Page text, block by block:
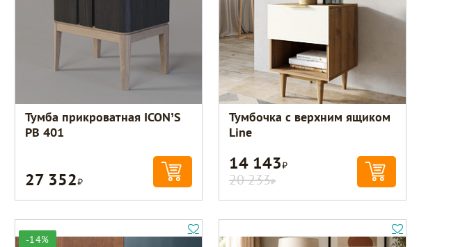
Тумба прикроватная ICON’S
РВ 401
27 352Р
Тумбочка с верхним ящиком
Line
14 143Р
20 233Р
-14%